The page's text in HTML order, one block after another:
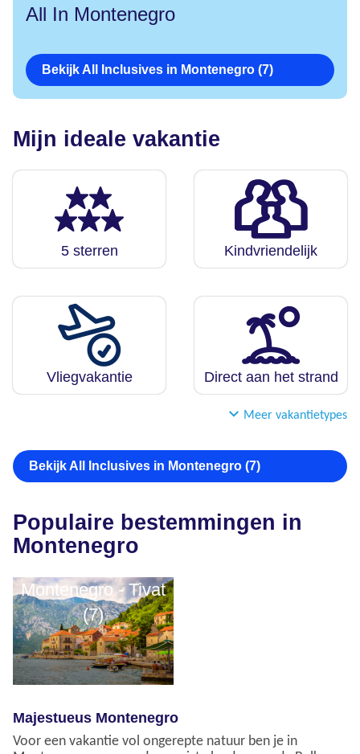
All In Montenegro
Bekijk All Inclusives in Montenegro (7)
Mijn ideale vakantie
5 sterren Kindvriendelijk
Vliegvakantie Direct aan het strand
Meer vakantietypes
Bekijk All Inclusives in Montenegro (7)
Populaire bestemmingen in
Montenegro
Montenegro - Tivat
(7)
Majestueus Montenegro
Voor een vakantie vol ongerepte natuur ben je in